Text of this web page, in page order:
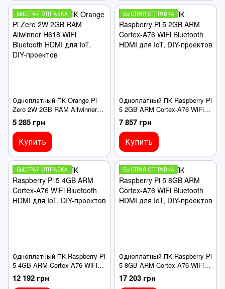
БЫСТРАЯ ОТПРАВКА
Одноплатный ПК Orange Pi
Zero 2W 2GB RAM Allwinner
H618 WiFi Bluetooth HDMI для
IoT, DIY-проектов
5 285 грн
Купить
БЫСТРАЯ ОТПРАВКА
Одноплатный ПК Raspberry Pi
5 2GB ARM Cortex-A76 WiFi
Bluetooth HDMI для IoT, DIY-
проектов
7 857 грн
Купить
БЫСТРАЯ ОТПРАВКА
Одноплатный ПК Raspberry Pi
5 4GB ARM Cortex-A76 WiFi
Bluetooth HDMI для IoT, DIY-
проектов
12 192 грн
БЫСТРАЯ ОТПРАВКА
Одноплатный ПК Raspberry Pi
5 8GB ARM Cortex-A76 WiFi
Bluetooth HDMI для IoT, DIY-
проектов
17 203 грн